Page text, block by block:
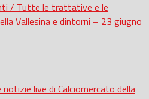
/ Tutte le trattative e le
Vallesina e dintorni – 23 giugno
live di Calciomercato della